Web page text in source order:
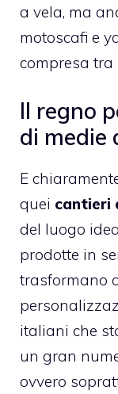
a vela, ma
motoscafi e
compresa tra
Il regno
di medie
E
quei cantieri
del luogo
prodotte in
trasformano
italiani che
un gran
ovvero